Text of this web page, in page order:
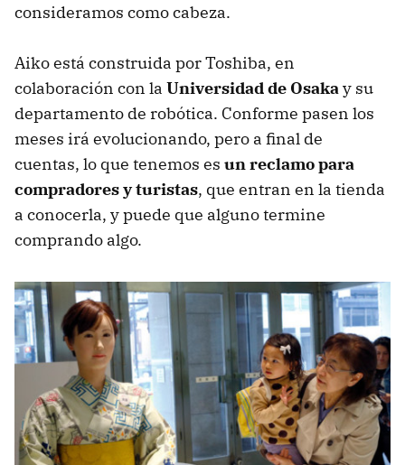
consideramos como cabeza.
Aiko está construida por Toshiba, en
colaboración con la Universidad de Osakay su
departamento de robótica. Conforme pasen los
meses irá evolucionando, pero a final de
cuentas, lo que tenemos es un reclamo para
compradores y turistas, que entran en la tienda
a conocerla, y puede que alguno termine
comprando algo.